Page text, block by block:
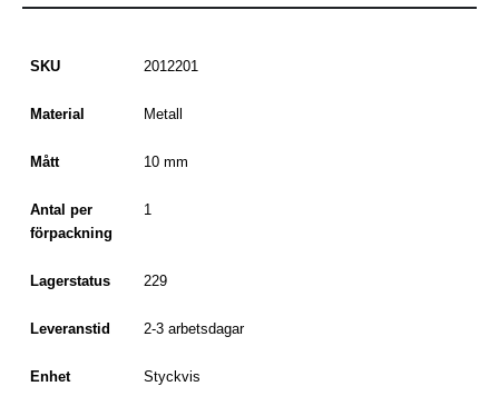
SKU 2012201
Material Metall
Mått 10 mm
Antal per
förpackning
1
Lagerstatus 229
Leveranstid 2-3 arbetsdagar
Enhet Styckvis